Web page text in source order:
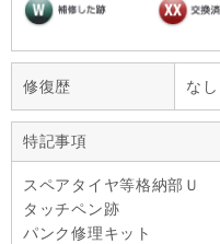
修復歴 なし
特記事項
スペアタイヤ等格納部Ｕ
タッチペン跡
パンク修理キット